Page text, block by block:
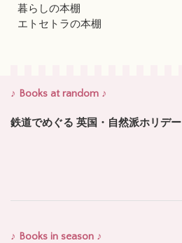
暮らしの本棚
エトセトラの本棚
♪ Books at random ♪
鉄道でめぐる 英国・自然派ホリデー
♪ Books in season ♪